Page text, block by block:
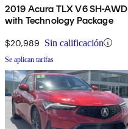
2019 Acura TLX V6 SH-AWD
with Technology Package
$20,989 Sin calificación
Se aplican tarifas